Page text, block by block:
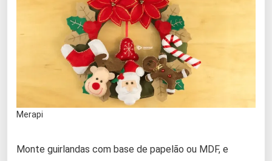
Merapi
Monte guirlandas com base de papelão ou MDF, e